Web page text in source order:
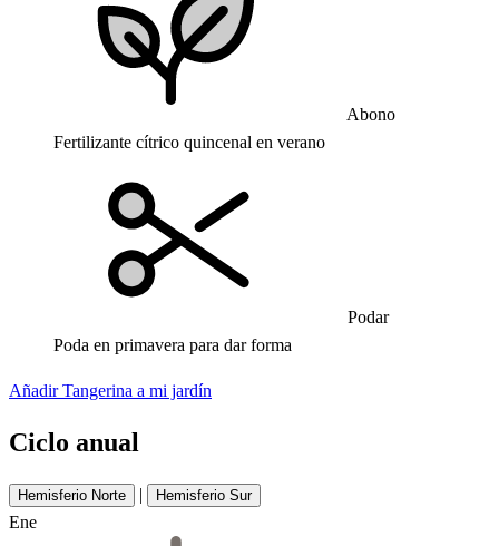
Abono
Fertilizante cítrico quincenal en verano
Podar
Poda en primavera para dar forma
Añadir Tangerina a mi jardín
Ciclo anual
Hemisferio Norte | Hemisferio Sur
Ene